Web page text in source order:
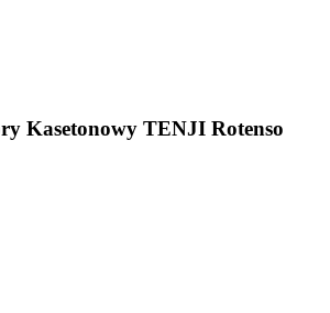
Kasetonowy TENJI Rotenso